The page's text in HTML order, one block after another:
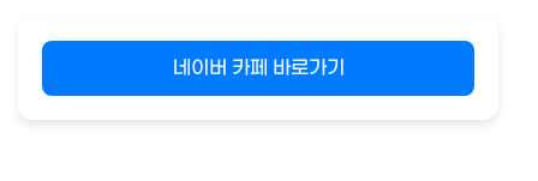
네이버 카페 바로가기